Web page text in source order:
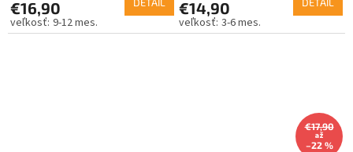
€16,90 DETAIL
9-12 mes.
€14,90 DETAIL
3-6 mes.
€17,90
až
–22 %